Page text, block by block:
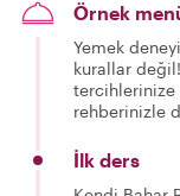
Örnek
Yemek
kurallar
tercihlerinize
rehberinizle
İlk ders